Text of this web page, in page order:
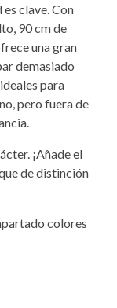
clave. Con
90 cm de
una gran
demasiado
para
pero fuera de
¡Añade el
de distinción
colores